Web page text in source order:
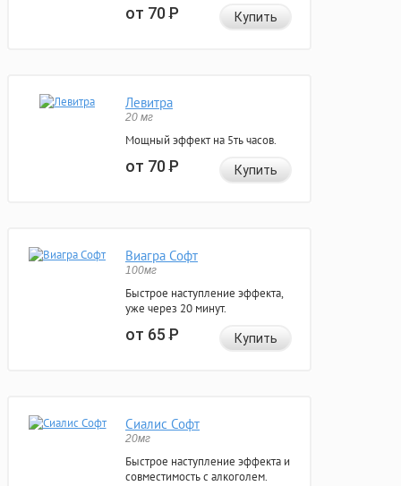
от 70Р Купить
Левитра
20 мг
Мощный эффект на 5ть часов.
от 70Р Купить
Виагра Софт
100мг
Быстрое наступление эффекта,
уже через 20 минут.
от 65Р Купить
Сиалис Софт
20мг
Быстрое наступление эффекта и
совместимость с алкоголем.